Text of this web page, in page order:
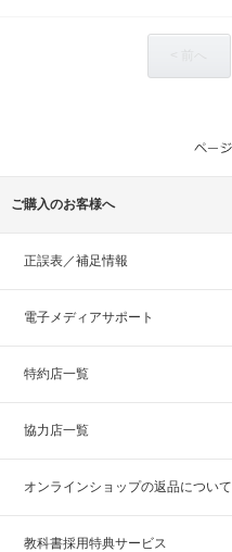
ご購入のお客様へ
正誤表／補足情報
電子メディアサポート
特約店一覧
協力店一覧
オンラインショップの返品について
教科書採用特典サービス